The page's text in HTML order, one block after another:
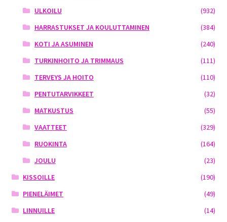
ULKOILU
(932)
HARRASTUKSET JA KOULUTTAMINEN
(384)
KOTI JA ASUMINEN
(240)
TURKINHOITO JA TRIMMAUS
(111)
TERVEYS JA HOITO
(110)
PENTUTARVIKKEET
(32)
MATKUSTUS
(55)
VAATTEET
(329)
RUOKINTA
(164)
JOULU
(23)
KISSOILLE
(190)
PIENELÄIMET
(49)
LINNUILLE
(14)